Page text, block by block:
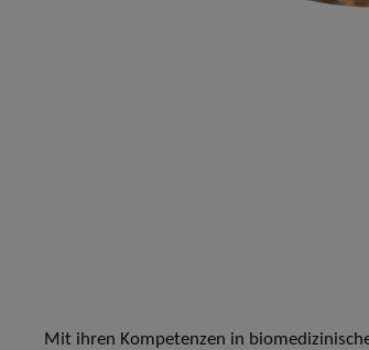
Mit ihren Kompetenzen in